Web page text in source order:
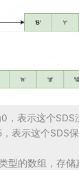
，表示这个SDS
表示这个SDS
型的数组，存储